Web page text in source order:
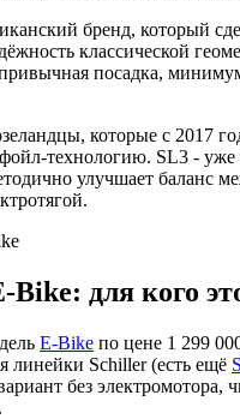
бренд, который
классической
посадка,
которые с 2017
технологию. SL3 - уже
улучшает баланс
Bike: для кого
E-Bike по цене 1 299
линейки Schiller (есть ещё
без электромотора,